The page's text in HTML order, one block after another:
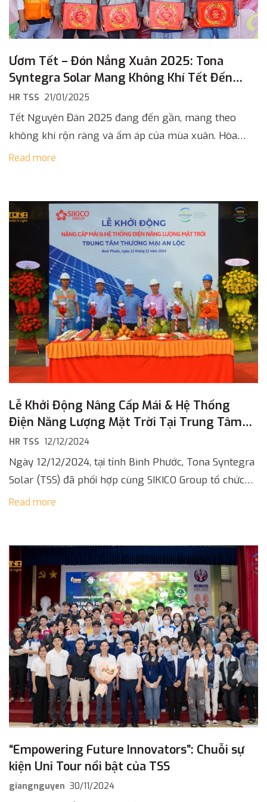
Ươm Tết – Đón Nắng Xuân 2025: Tona
Syntegra Solar Mang Không Khí Tết Đến
Công Trường
HR TSS 21/01/2025
Tết Nguyên Đán 2025 đang đến gần, mang theo
không khí rộn ràng và ấm áp của mùa xuân. Hòa
chung không khí đón Tết cổ truyền, Tona Syntegra
Read more
Lễ Khởi Động Nâng Cấp Mái & Hệ Thống
Điện Năng Lượng Mặt Trời Tại Trung Tâm
Thương Mại An Lộc
HR TSS 12/12/2024
Ngày 12/12/2024, tại tỉnh Bình Phước, Tona Syntegra
Solar (TSS) đã phối hợp cùng SIKICO Group tổ chức
Lễ khởi động dự án nâng cấp mái và hệ thống điện
Read more
“Empowering Future Innovators”: Chuỗi sự
kiện Uni Tour nổi bật của TSS
giangnguyen 30/11/2024